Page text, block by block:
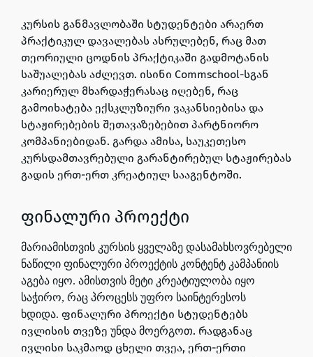
კურსის განმავლობაში სტუდენტები არაერთ
პრაქტიკულ დავალებას ასრულებენ, რაც მათ
თეორიული ცოდნის პრაქტიკაში გადმოტანის
საშუალებას აძლევთ. ისინი Commschool-სგან
კარიერულ მხარდაჭერასაც იღებენ, რაც
გამოიხატება ექსკლუზიური ვაკანსიებისა და
სტაჟირებების შეთავაზებებით პარტნიორო
კომპანიებიდან. გარდა ამისა, საუკეთესო
კურსდამთავრებული გარანტირებულ სტაჟირებას
გადის ერთ-ერთ კრეატიულ სააგენტოში.
ფინალური პროექტი
მარიამისთვის კურსის ყველაზე დასამახსოვრებელი
ნაწილი ფინალური პროექტის კონტენტ კამპანიის
აგება იყო. ამისთვის მეტი კრეატიულობა იყო
საჭირო, რაც პროცესს უფრო საინტერესოს
ხდიდა. ფინალური პროექტი სტუდენტებს
ივლისის თვეზე უნდა მოერგოთ. რადგანაც
ივლისი საკმაოდ ცხელი თვეა, ერთ-ერთი